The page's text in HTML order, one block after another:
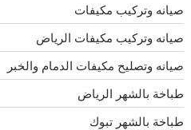
صيانه وتركيب مكيفات
صيانه وتركيب مكيفات الرياض
صيانه وتصليح مكيفات الدمام والخبر
طباخة بالشهر الرياض
طباخة بالشهر تبوك